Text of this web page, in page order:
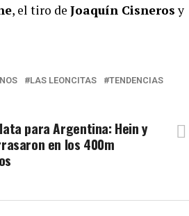
, el tiro de Joaquín Cisnerosy
LAS LEONCITAS TENDENCIAS
para Argentina: Hein y
en los 400m